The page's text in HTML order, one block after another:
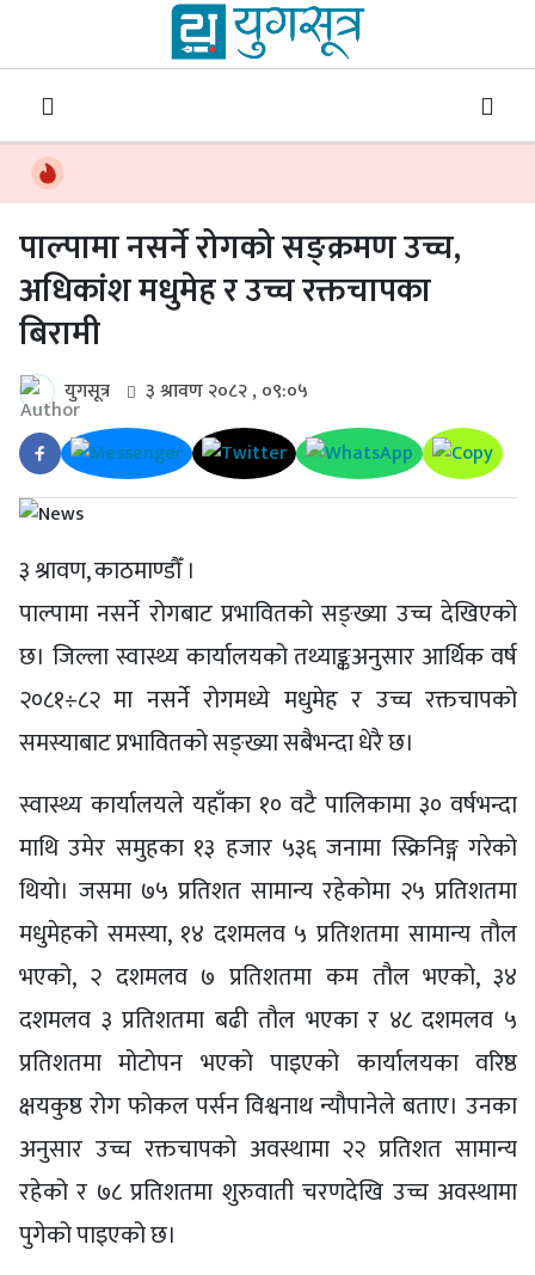
पाल्पामा नसर्ने रोगको सङ्क्रमण उच्च,
अधिकांश मधुमेह र उच्च रक्तचापका
बिरामी
युगसूत्र ३ श्रावण २०८२ , ०९:०५
३ श्रावण, काठमाण्डौँ ।
पाल्पामा नसर्ने रोगबाट प्रभावितको सङ्ख्या उच्च देखिएको
छ। जिल्ला स्वास्थ्य कार्यालयको तथ्याङ्कअनुसार आर्थिक वर्ष
२०८१÷८२ मा नसर्ने रोगमध्ये मधुमेह र उच्च रक्तचापको
समस्याबाट प्रभावितको सङ्ख्या सबैभन्दा धेरै छ।
स्वास्थ्य कार्यालयले यहाँका १० वटै पालिकामा ३० वर्षभन्दा
माथि उमेर समुहका १३ हजार ५३६ जनामा स्क्रिनिङ्ग गरेको
थियो। जसमा ७५ प्रतिशत सामान्य रहेकोमा २५ प्रतिशतमा
मधुमेहको समस्या, १४ दशमलव ५ प्रतिशतमा सामान्य तौल
भएको, २ दशमलव ७ प्रतिशतमा कम तौल भएको, ३४
दशमलव ३ प्रतिशतमा बढी तौल भएका र ४८ दशमलव ५
प्रतिशतमा मोटोपन भएको पाइएको कार्यालयका वरिष्ठ
क्षयकुष्ठ रोग फोकल पर्सन विश्वनाथ न्यौपानेले बताए। उनका
अनुसार उच्च रक्तचापको अवस्थामा २२ प्रतिशत सामान्य
रहेको र ७८ प्रतिशतमा शुरुवाती चरणदेखि उच्च अवस्थामा
पुगेको पाइएको छ।